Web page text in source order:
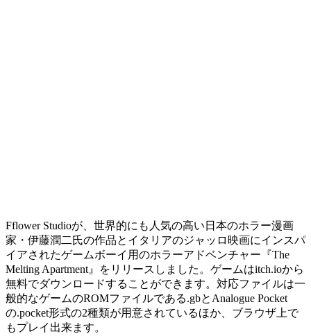
Fflower Studioが、世界的にも人気の高い日本のホラー漫画
家・伊藤潤二氏の作品とイタリアのジャッロ映画にインスパ
イアされたゲームボーイ用のホラーアドベンチャー『The
Melting Apartment』をリリースしました。ゲームはitch.ioから
無料でダウンロードすることができます。対応ファイルは一
般的なゲームのROMファイルである.gbとAnalogue Pocket
の.pocket形式の2種類が用意されているほか、ブラウザ上で
もプレイ出来ます。